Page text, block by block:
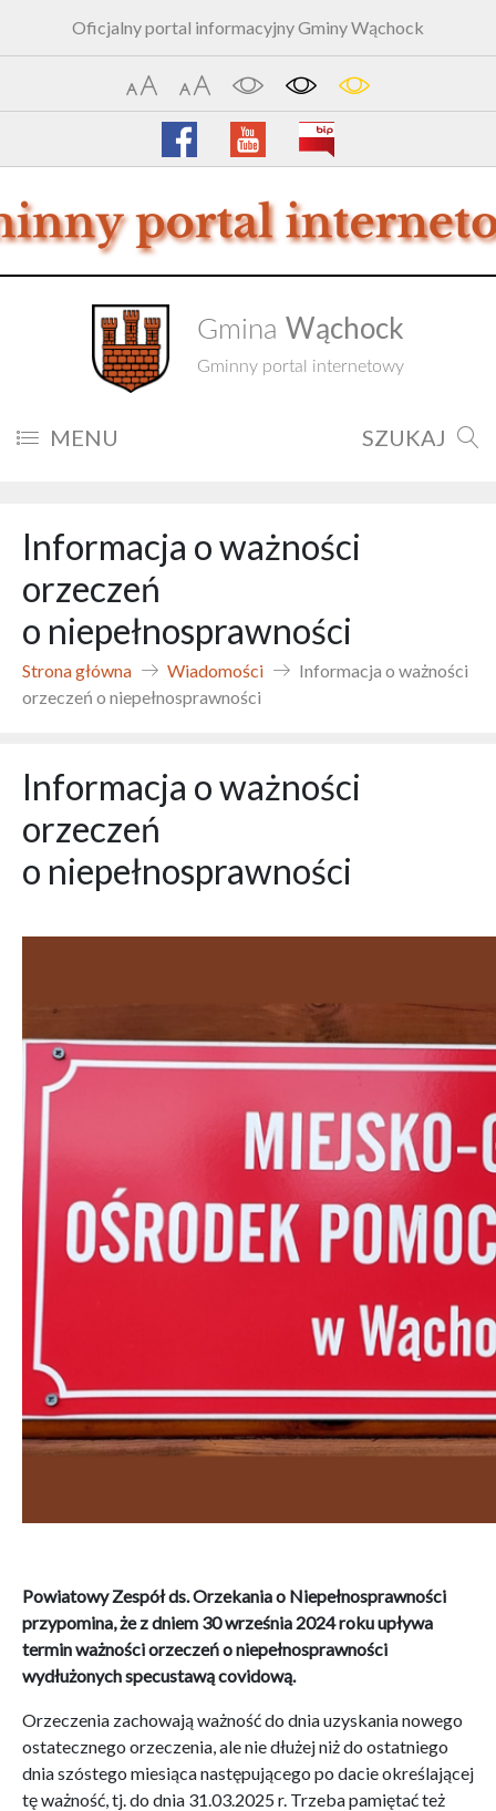
Oficjalny portal informacyjny Gminy Wąchock
Gmina Wąchock
Gminny portal internetowy
MENU SZUKAJ
Informacja o ważności
orzeczeń
o niepełnosprawności
Strona główna Wiadomości
Informacja o ważności
orzeczeń o niepełnosprawności
Informacja o ważności
orzeczeń
o niepełnosprawności
Powiatowy Zespół ds. Orzekania o Niepełnosprawności
przypomina, że z dniem 30 września 2024 roku upływa
termin ważności orzeczeń o niepełnosprawności
wydłużonych specustawą covidową.
Orzeczenia zachowają ważność do dnia uzyskania nowego
ostatecznego orzeczenia, ale nie dłużej niż do ostatniego
dnia szóstego miesiąca następującego po dacie określającej
tę ważność, tj. do dnia 31.03.2025 r. Trzeba pamiętać też